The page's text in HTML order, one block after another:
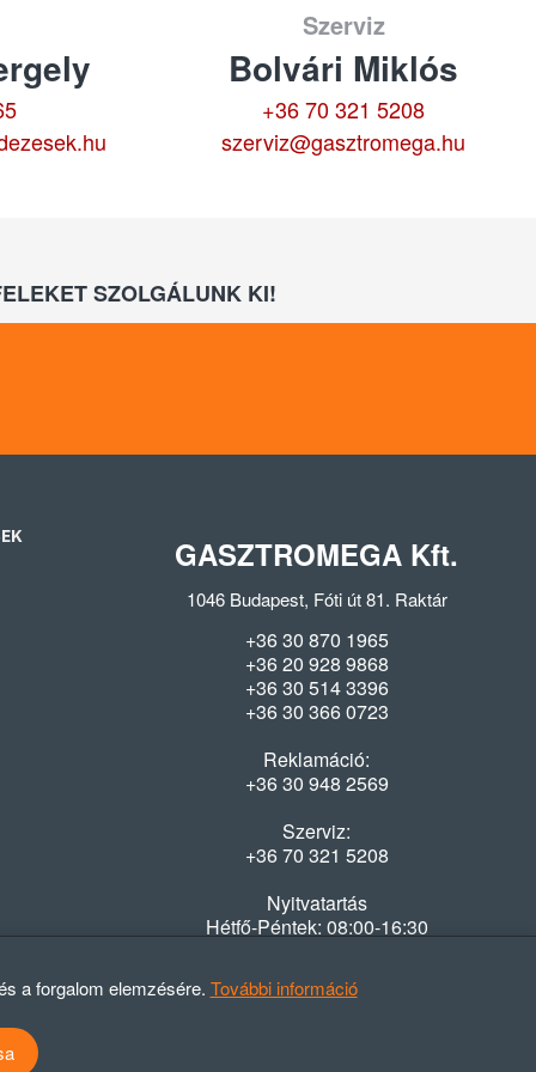
Szerviz
Bolvári Miklós
+36 70 321 5208
szerviz@gasztromega.hu
SZOLGÁLUNK KI!
GASZTROMEGA Kft.
1046 Budapest, Fóti út 81. Raktár
+36 30 870 1965
+36 20 928 9868
+36 30 514 3396
+36 30 366 0723
Reklamáció:
+36 30 948 2569
Szerviz:
+36 70 321 5208
Nyitvatartás
Hétfő-Péntek: 08:00-16:30
szabályzat
a forgalom elemzésére. További információ